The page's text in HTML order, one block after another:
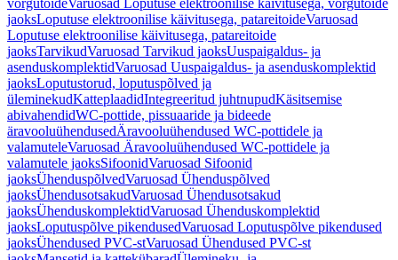
võrgutoideVaruosad Loputuse elektroonilise käivitusega, võrgutoide
jaoksLoputuse elektroonilise käivitusega, patareitoideVaruosad
Loputuse elektroonilise käivitusega, patareitoide
jaoksTarvikudVaruosad Tarvikud jaoksUuspaigaldus- ja
asenduskomplektidVaruosad Uuspaigaldus- ja asenduskomplektid
jaoksLoputustorud, loputuspõlved ja
üleminekudKatteplaadidIntegreeritud juhtnupudKäsitsemise
abivahendidWC-pottide, pissuaaride ja bideede
äravooluühendusedÄravooluühendused WC-pottidele ja
valamuteleVaruosad Äravooluühendused WC-pottidele ja
valamutele jaoksSifoonidVaruosad Sifoonid
jaoksÜhenduspõlvedVaruosad Ühenduspõlved
jaoksÜhendusotsakudVaruosad Ühendusotsakud
jaoksÜhenduskomplektidVaruosad Ühenduskomplektid
jaoksLoputuspõlve pikendusedVaruosad Loputuspõlve pikendused
jaoksÜhendused PVC-stVaruosad Ühendused PVC-st